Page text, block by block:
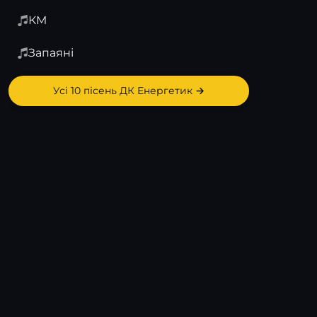
КМ
Запаяні
Усі 10 пісень ДК Енергетик →